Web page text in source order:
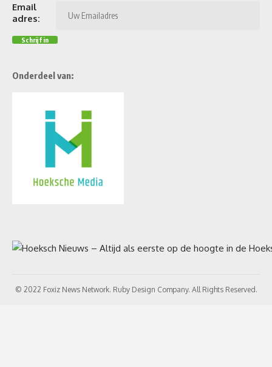
Email
adres:
Onderdeel van:
© 2022 Foxiz News Network. Ruby Design Company. All Rights Reserved.